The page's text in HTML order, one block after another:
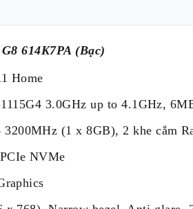
614K7PA (Bạc)
Home
3.0GHz up to 4.1GHz,
(1 x 8GB), 2 khe cắm
NVMe